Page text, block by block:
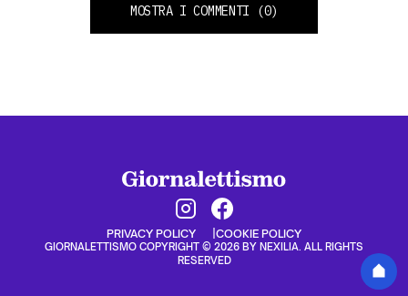
MOSTRA I COMMENTI (0)
PRIVACY POLICY COOKIE POLICY
GIORNALETTISMO COPYRIGHT © 2026 BY NEXILIA. ALL RIGHTS
RESERVED